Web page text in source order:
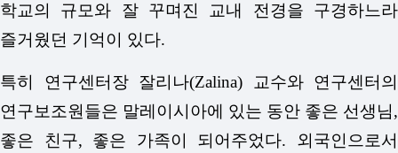
학교의 규모와 잘 꾸며진 교내 전경을 구경하느라
즐거웠던 기억이 있다.
특히 연구센터장 잘리나(Zalina) 교수와 연구센터의
연구보조원들은 말레이시아에 있는 동안 좋은 선생님,
좋은 친구, 좋은 가족이 되어주었다. 외국인으로서